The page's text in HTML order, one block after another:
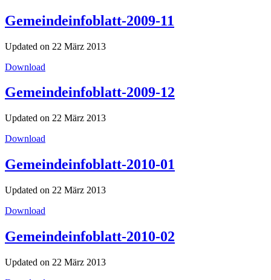
Gemeindeinfoblatt-2009-11
Updated on 22 März 2013
Download
Gemeindeinfoblatt-2009-12
Updated on 22 März 2013
Download
Gemeindeinfoblatt-2010-01
Updated on 22 März 2013
Download
Gemeindeinfoblatt-2010-02
Updated on 22 März 2013